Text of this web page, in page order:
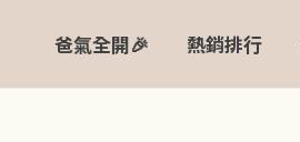
爸氣全開🎉 熱銷排行